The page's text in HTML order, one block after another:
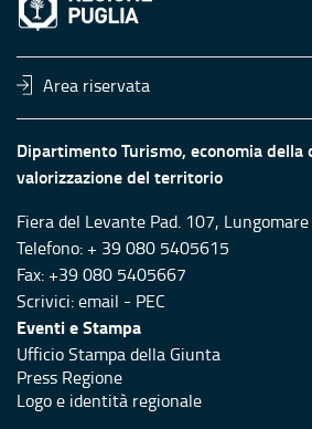
Area riservata
Dipartimento Turismo, economia della
valorizzazione del territorio
Fiera del Levante Pad. 107,
Telefono: + 39 080 5405615
Fax: +39 080 5405667
Scrivici:email - PEC
Eventi e Stampa
Ufficio Stampa della Giunta
Press Regione
Logo e identità regionale